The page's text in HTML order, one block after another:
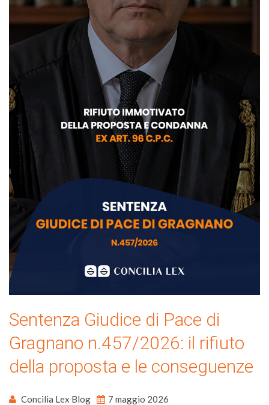
Sentenza Giudice di Pace di
Gragnano n.457/2026: il rifiuto
della proposta e le conseguenze
Concilia Lex Blog
7 maggio 2026